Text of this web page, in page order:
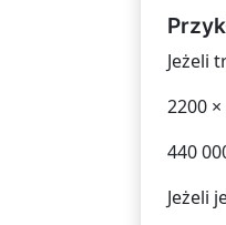
Jeżeli
2200
440
Jeżeli